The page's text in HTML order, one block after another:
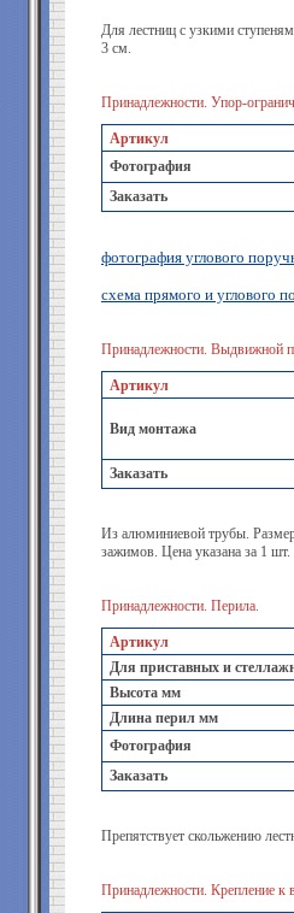
Для лестниц с узкими
3 см.
Принадлежности. Упор-
Артикул
Фотография
Заказать
фотография углового
схема прямого и углового
Принадлежности. Выдвижной
Артикул
Вид монтажа
Заказать
Из алюминиевой трубы.
зажимов. Цена указана за 1 шт.
Принадлежности. Перила.
Артикул
Для приставных и
Высота мм
Длина перил мм
Фотография
Заказать
Препятствует скольжению
Принадлежности. Крепление к